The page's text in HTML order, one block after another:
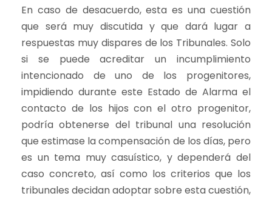
En caso de desacuerdo, esta es una cuestión
que será muy discutida y que dará lugar a
respuestas muy dispares de los Tribunales. Solo
si se puede acreditar un incumplimiento
intencionado de uno de los progenitores,
impidiendo durante este Estado de Alarma el
contacto de los hijos con el otro progenitor,
podría obtenerse del tribunal una resolución
que estimase la compensación de los días, pero
es un tema muy casuístico, y dependerá del
caso concreto, así como los criterios que los
tribunales decidan adoptar sobre esta cuestión,